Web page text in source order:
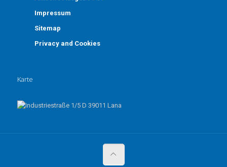
Impressum
Sitemap
Privacy and Cookies
Karte